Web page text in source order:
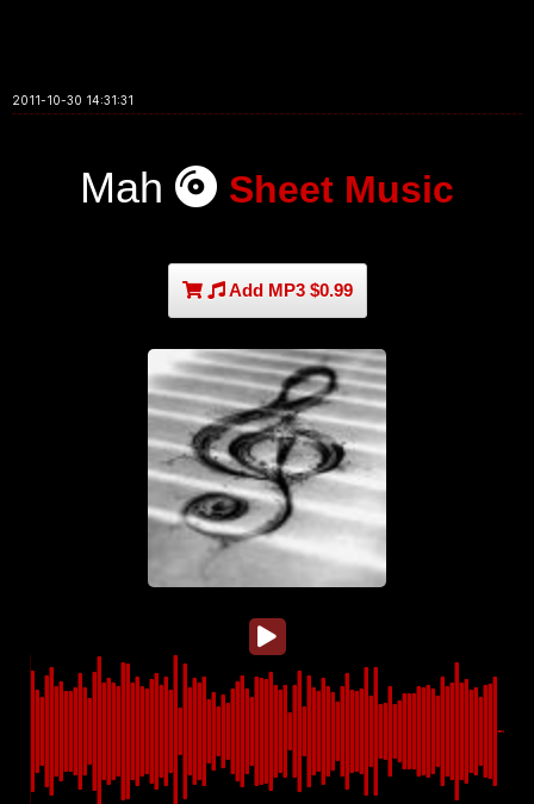
2011-10-30 14:31:31
Mah Sheet Music
Add MP3 $0.99